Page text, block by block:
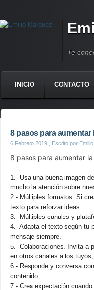
Te
INICIO CONTACTO
8 pasos para
6 Febrero 2019 , Escrito por
8 pasos para aumentar
1.- Usa una buena imagen
mucho la atención sobre
2.- Múltiples formatos. Si
texto para reforzar ideas
3.- Múltiples canales y
4.- Adapta el texto según tu
mensaje siempre.
5.- Colaboraciones. Invita a
en otros canales a los
6.- Responde y conversa
contenido
7.- Crea expectación